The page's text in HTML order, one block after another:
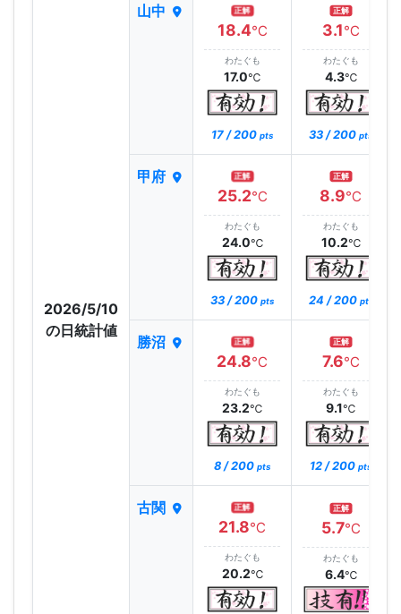
2026/5/10
の日統計値
山中 正解
18.4℃
わたぐも
17.0℃
17 / 200 pts
正解
3.1℃
わたぐも
4.3℃
33 / 200 pts
甲府 正解
25.2℃
わたぐも
24.0℃
33 / 200 pts
正解
8.9℃
わたぐも
10.2℃
24 / 200 pts
勝沼 正解
24.8℃
わたぐも
23.2℃
8 / 200 pts
正解
7.6℃
わたぐも
9.1℃
12 / 200 pts
古関 正解
21.8℃
わたぐも
20.2℃
正解
5.7℃
わたぐも
6.4℃